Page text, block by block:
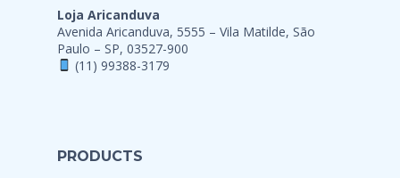
Loja Aricanduva
Avenida Aricanduva, 5555 – Vila Matilde, São
Paulo – SP, 03527-900
(11) 99388-3179
PRODUCTS